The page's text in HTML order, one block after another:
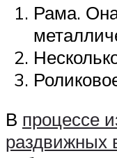
Рама.
В процессе
раздвижных